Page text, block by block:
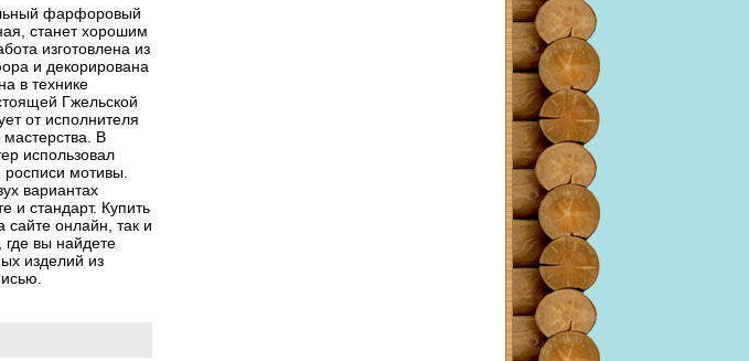
фарфоровый
станет хорошим
изготовлена из
и декорирована
в технике
Гжельской
от исполнителя
мастерства. В
использовал
росписи мотивы.
вариантах
и стандарт. Купить
сайте онлайн, так и
вы найдете
изделий из